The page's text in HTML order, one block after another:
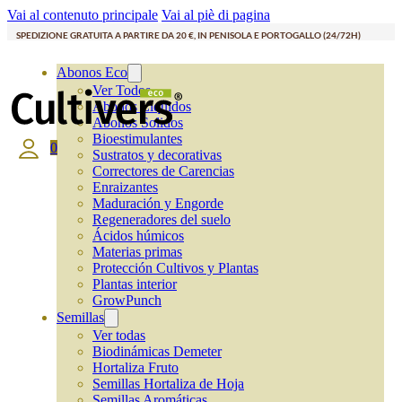
Vai al contenuto principale Vai al piè di pagina
SPEDIZIONE GRATUITA A PARTIRE DA 20 €, IN PENISOLA E PORTOGALLO (24/72H)
Abonos Eco
Ver Todos
Abonos Líquidos
Abonos Solidos
Bioestimulantes
Sustratos y decorativas
Correctores de Carencias
Enraizantes
Maduración y Engorde
Regeneradores del suelo
Ácidos húmicos
Materias primas
Protección Cultivos y Plantas
Plantas interior
GrowPunch
Semillas
Ver todas
Biodinámicas Demeter
Hortaliza Fruto
Semillas Hortaliza de Hoja
0